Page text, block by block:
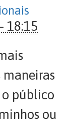
18:15
público
ou